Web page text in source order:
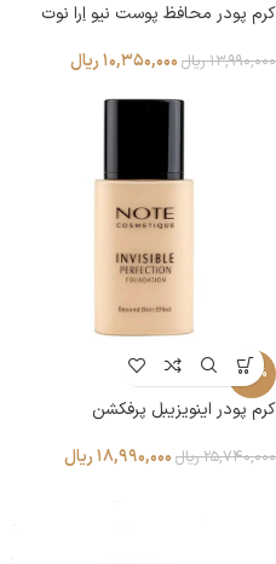
کرم پودر محافظ پوست نیو اِرا نوت
۱۳,۹۹۰,۰۰۰ ریال ۱۰,۳۵۰,۰۰۰ریال
-26%
کرم پودر اینویزیبل پرفکشن
۲۵,۷۴۰,۰۰۰ ریال ۱۸,۹۹۰,۰۰۰ریال